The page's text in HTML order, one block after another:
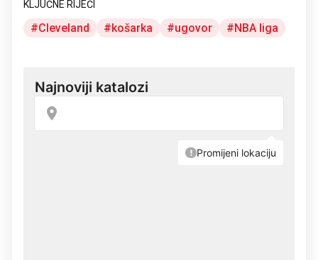
KLJUČNE RIJEČI
Cleveland košarka ugovor NBA liga